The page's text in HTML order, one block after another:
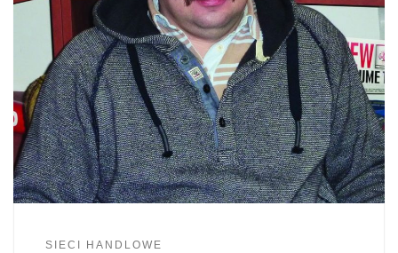
SIECI HANDLOWE